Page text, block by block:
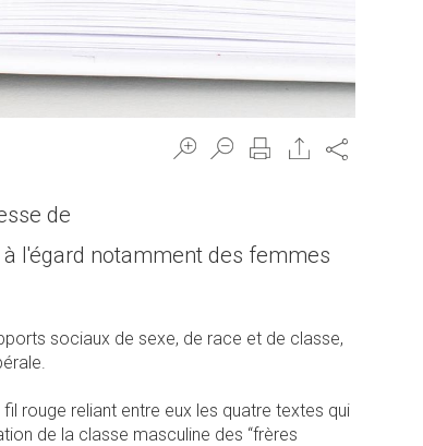
Share
de
l'égard notamment des femmes
sociaux de sexe, de race et de classe,
rouge reliant entre eux les quatre textes qui
de la classe masculine des “frères